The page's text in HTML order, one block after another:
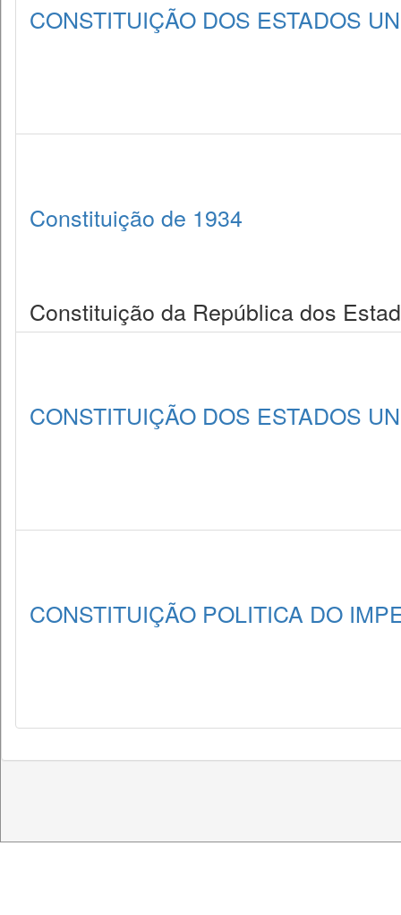
CONSTITUIÇÃO DOS ESTADOS
Constituição de 1934
Constituição da República dos
CONSTITUIÇÃO DOS ESTADOS
CONSTITUIÇÃO POLITICA DO